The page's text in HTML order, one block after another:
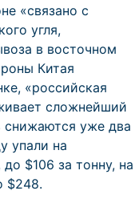
«связано с
угля,
в восточном
Китая
«российская
сложнейший
снижаются уже два
упали на
$106 за тонну, на
$248.